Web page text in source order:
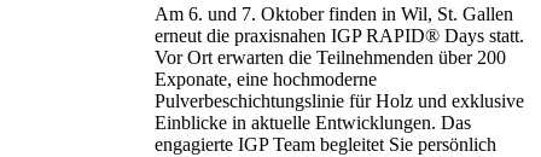
Am 6. und 7. Oktober finden in Wil, St. Gallen
erneut die praxisnahen IGP RAPID® Days statt.
Vor Ort erwarten die Teilnehmenden über 200
Exponate, eine hochmoderne
Pulverbeschichtungslinie für Holz und exklusive
Einblicke in aktuelle Entwicklungen. Das
engagierte IGP Team begleitet Sie persönlich